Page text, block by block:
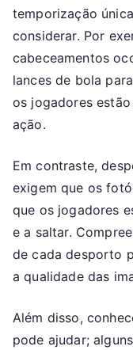
temporização
considerar. Por
cabeceamentos
lances de bola
os jogadores
ação.
Em contraste,
exigem que os
que os jogadores
e a saltar.
de cada desporto
a qualidade das
Além disso,
pode ajudar;